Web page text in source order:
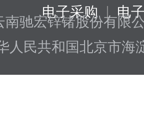
电子采购 | 电
南驰宏锌锗股份有限
人民共和国北京市海